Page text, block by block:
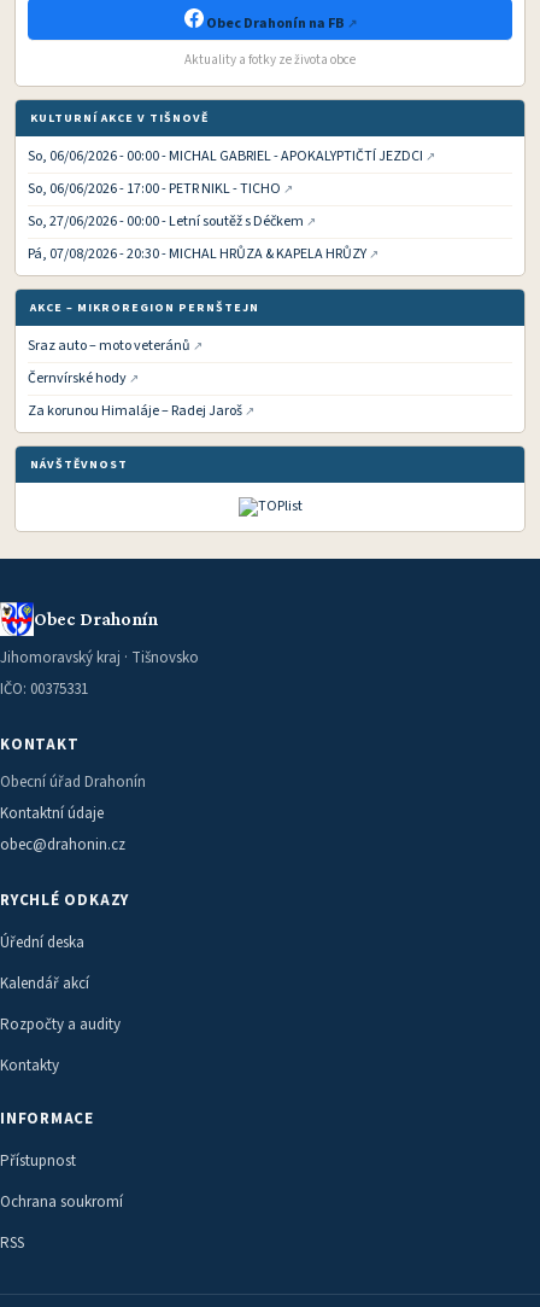
Obec Drahonín na FB
Aktuality a fotky ze života obce
KULTURNÍ AKCE V TIŠNOVĚ
So, 06/06/2026 - 00:00 - MICHAL GABRIEL - APOKALYPTIČTÍ JEZDCI
So, 06/06/2026 - 17:00 - PETR NIKL - TICHO
So, 27/06/2026 - 00:00 - Letní soutěž s Déčkem
Pá, 07/08/2026 - 20:30 - MICHAL HRŮZA & KAPELA HRŮZY
AKCE – MIKROREGION PERNŠTEJN
Sraz auto – moto veteránů
Černvírské hody
Za korunou Himaláje – Radej Jaroš
NÁVŠTĚVNOST
Obec Drahonín
Jihomoravský kraj · Tišnovsko
IČO: 00375331
KONTAKT
Obecní úřad Drahonín
Kontaktní údaje
obec@drahonin.cz
RYCHLÉ ODKAZY
Úřední deska
Kalendář akcí
Rozpočty a audity
Kontakty
INFORMACE
Přístupnost
Ochrana soukromí
RSS